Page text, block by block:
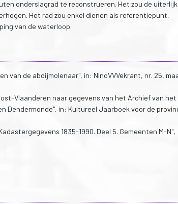
onderslagrad te reconstrueren. Het zou de
Het rad zou enkel dienen als referentiepunt,
van de waterloop.
van de abdijmolenaar", in: NinoVVVekrant, nr. 25,
Vlaanderen naar gegevens van het Archief van het
Dendermonde", in: Kultureel Jaarboek voor de
1835-1990. Deel 5. Gemeenten M-N",